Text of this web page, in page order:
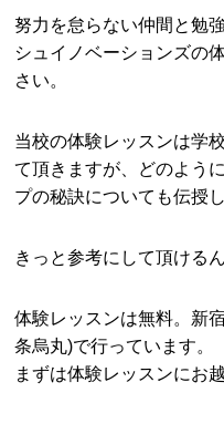
努力を怠らない仲間と勉
シュイノベーションズの
さい。
当校の体験レッスンは学
て頂きますが、どのよう
プの秘訣についても伝授
きっと参考にして頂ける
体験レッスンは無料。新
条烏丸)で行っています。
まずは体験レッスンにお